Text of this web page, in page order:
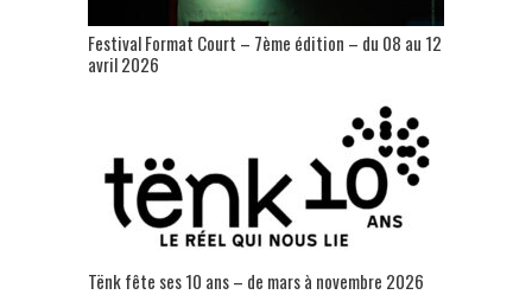
Festival Format Court – 7ème édition – du 08 au 12
avril 2026
Tënk fête ses 10 ans – de mars à novembre 2026